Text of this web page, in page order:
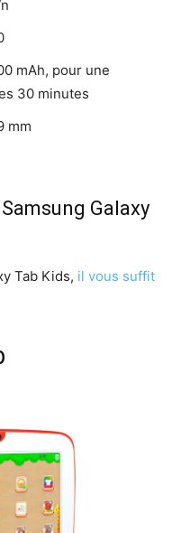
mAh, pour une
30 minutes
mm
Galaxy
Tab Kids, il vous suffit